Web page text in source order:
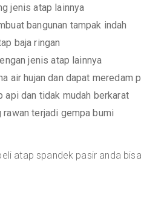
jenis atap lainnya
bangunan tampak indah
baja ringan
jenis atap lainnya
air hujan dan dapat meredam
api dan tidak mudah berkarat
rawan terjadi gempa bumi
atap spandek pasir anda